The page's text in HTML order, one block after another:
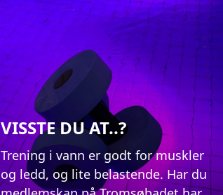
og ledd, og lite belastende. Har du
medlemskap på Tromsøbadet har
du en lang rekke tilbud som inngår
i abonnementet ditt – blant annet
digital vanntrening og aufguss i
badstua.
Faste aktiviteter på Tromsøbadet